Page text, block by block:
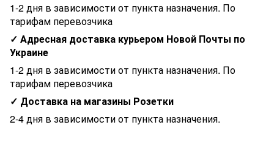
1-2 дня в зависимости от пункта назначения. По
тарифам перевозчика
✓ Адресная доставка курьером Новой Почты по
Украине
1-2 дня в зависимости от пункта назначения. По
тарифам перевозчика
✓ Доставка на магазины Розетки
2-4 дня в зависимости от пункта назначения.